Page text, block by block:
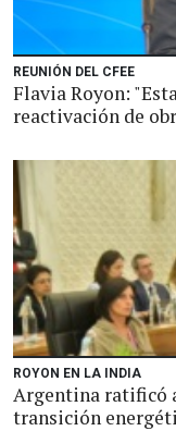
REUNIÓN DEL CFEE
Flavia Royon:
reactivación de
ROYON EN LA INDIA
Argentina ratificó
transición